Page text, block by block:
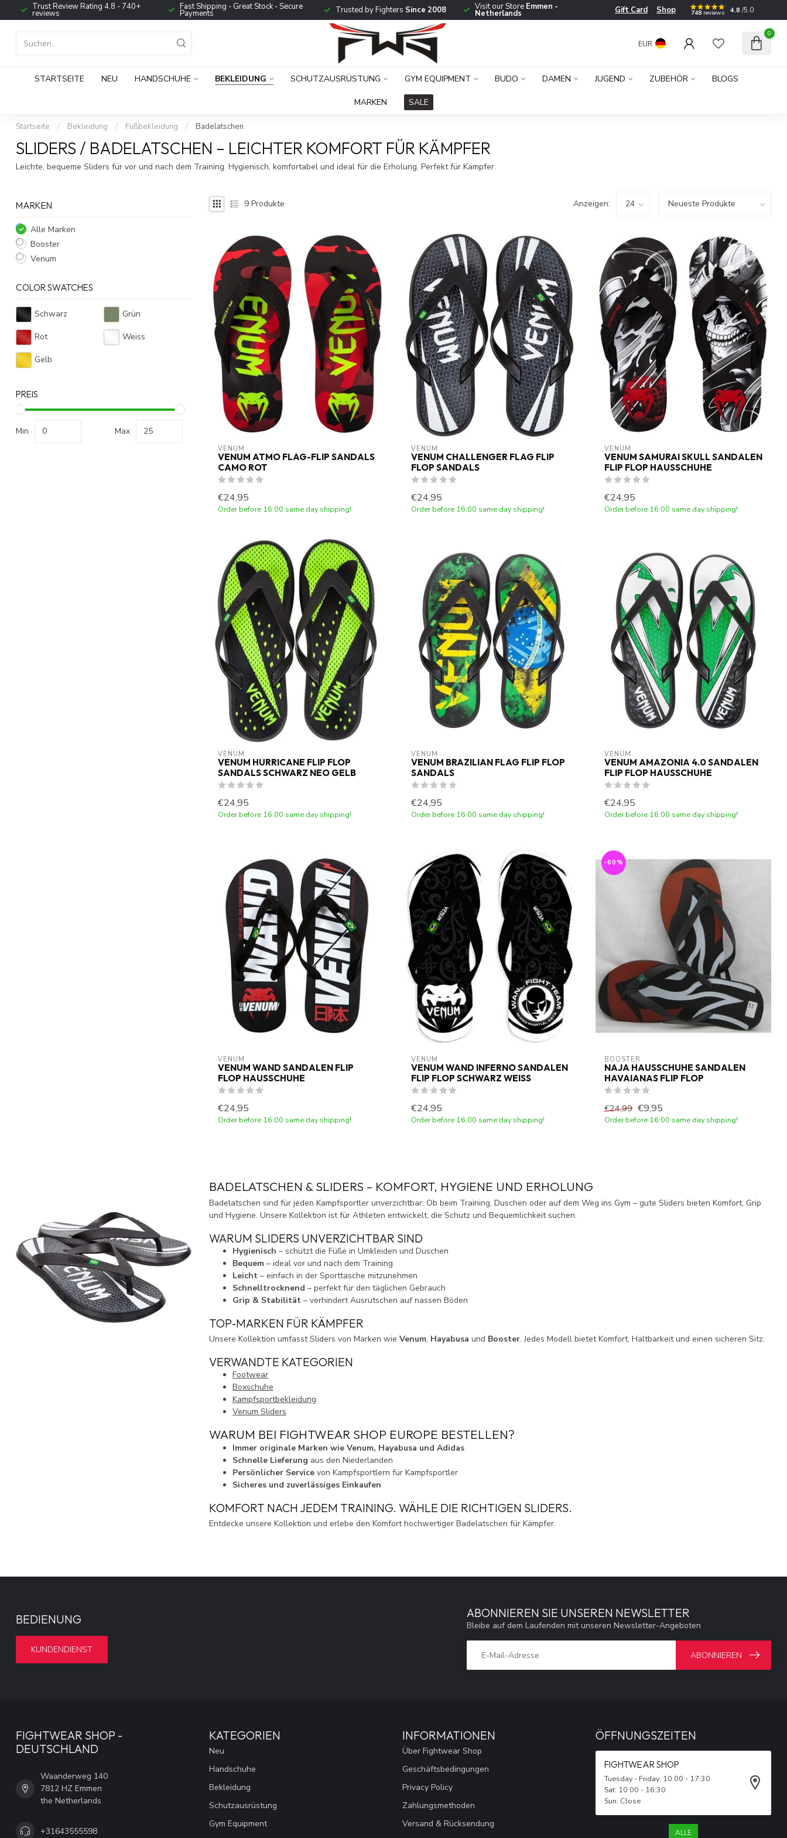
Trust Review Rating 4.8 - 740+
reviews
Fast Shipping - Great Stock - Secure
Payments Trusted by Fighters Since 2008 Visit our Store Emmen -
Netherlands Gift Card Shop 748 reviews 4.8 /5.0
EUR
0
STARTSEITE NEU HANDSCHUHE BEKLEIDUNG SCHUTZAUSRÜSTUNG GYM EQUIPMENT BUDO DAMEN JUGEND ZUBEHÖR BLOGS
MARKEN SALE
Startseite / Bekleidung / Fußbekleidung / Badelatschen
SLIDERS / BADELATSCHEN – LEICHTER KOMFORT FÜR KÄMPFER
Leichte, bequeme Sliders für vor und nach dem Training. Hygienisch, komfortabel und ideal für die Erholung. Perfekt für Kämpfer.
MARKEN
Alle Marken
Booster
Venum
COLOR SWATCHES
Schwarz Grün
Rot Weiss
Gelb
PREIS
Min Max
9 Produkte Anzeigen:
VENUM
VENUM ATMO FLAG-FLIP SANDALS
CAMO ROT
€24,95
Order before 16:00 same day shipping!
VENUM
VENUM CHALLENGER FLAG FLIP
FLOP SANDALS
€24,95
Order before 16:00 same day shipping!
VENUM
VENUM SAMURAI SKULL SANDALEN
FLIP FLOP HAUSSCHUHE
€24,95
Order before 16:00 same day shipping!
VENUM
VENUM HURRICANE FLIP FLOP
SANDALS SCHWARZ NEO GELB
€24,95
Order before 16:00 same day shipping!
VENUM
VENUM BRAZILIAN FLAG FLIP FLOP
SANDALS
€24,95
Order before 16:00 same day shipping!
VENUM
VENUM AMAZONIA 4.0 SANDALEN
FLIP FLOP HAUSSCHUHE
€24,95
Order before 16:00 same day shipping!
VENUM
VENUM WAND SANDALEN FLIP
FLOP HAUSSCHUHE
€24,95
Order before 16:00 same day shipping!
VENUM
VENUM WAND INFERNO SANDALEN
FLIP FLOP SCHWARZ WEISS
€24,95
Order before 16:00 same day shipping!
-60%
BOOSTER
NAJA HAUSSCHUHE SANDALEN
HAVAIANAS FLIP FLOP
€24,99 €9,95
Order before 16:00 same day shipping!
BADELATSCHEN & SLIDERS – KOMFORT, HYGIENE UND ERHOLUNG
Badelatschen sind für jeden Kampfsportler unverzichtbar. Ob beim Training, Duschen oder auf dem Weg ins Gym – gute Sliders bieten Komfort, Grip
und Hygiene. Unsere Kollektion ist für Athleten entwickelt, die Schutz und Bequemlichkeit suchen.
WARUM SLIDERS UNVERZICHTBAR SIND
Hygienisch – schützt die Füße in Umkleiden und Duschen
Bequem – ideal vor und nach dem Training
Leicht – einfach in der Sporttasche mitzunehmen
Schnelltrocknend – perfekt für den täglichen Gebrauch
Grip & Stabilität – verhindert Ausrutschen auf nassen Böden
TOP‑MARKEN FÜR KÄMPFER
Unsere Kollektion umfasst Sliders von Marken wie Venum, Hayabusa und Booster. Jedes Modell bietet Komfort, Haltbarkeit und einen sicheren Sitz.
VERWANDTE KATEGORIEN
Footwear
Boxschuhe
Kampfsportbekleidung
Venum Sliders
WARUM BEI FIGHTWEAR SHOP EUROPE BESTELLEN?
Immer originale Marken wie Venum, Hayabusa und Adidas
Schnelle Lieferung aus den Niederlanden
Persönlicher Service von Kampfsportlern für Kampfsportler
Sicheres und zuverlässiges Einkaufen
KOMFORT NACH JEDEM TRAINING. WÄHLE DIE RICHTIGEN SLIDERS.
Entdecke unsere Kollektion und erlebe den Komfort hochwertiger Badelatschen für Kämpfer.
BEDIENUNG
KUNDENDIENST
ABONNIEREN SIE UNSEREN NEWSLETTER
Bleibe auf dem Laufenden mit unseren Newsletter-Angeboten
ABONNIEREN
FIGHTWEAR SHOP -
DEUTSCHLAND
Waanderweg 140
7812 HZ Emmen
the Netherlands
+31643555598
KATEGORIEN
Neu
Handschuhe
Bekleidung
Schutzausrüstung
Gym Equipment
INFORMATIONEN
Über Fightwear Shop
Geschäftsbedingungen
Privacy Policy
Zahlungsmethoden
Versand & Rücksendung
ÖFFNUNGSZEITEN
FIGHTWEAR SHOP
Tuesday - Friday: 10:00 - 17:30
Sat: 10:00 - 16:30
Sun: Close
ALLE